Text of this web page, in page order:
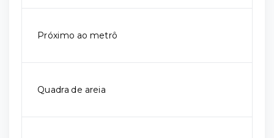
Próximo ao metrô
Quadra de areia